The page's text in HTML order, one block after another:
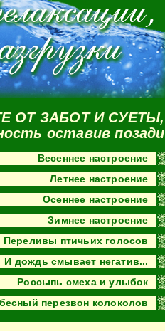
ОТ ЗАБОТ И СУЕТЫ,
оставив позади
Весеннее настроение
Летнее настроение
Осеннее настроение
Зимнее настроение
Переливы птичьих голосов
И дождь смывает негатив...
Россыпь смеха и улыбок
перезвон колоколов